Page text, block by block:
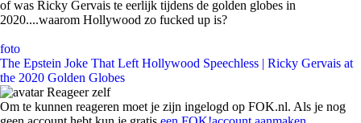
of was Ricky Gervais te eerlijk tijdens de golden globes in
2020....waarom Hollywood zo fucked up is?
foto
The Epstein Joke That Left Hollywood Speechless | Ricky Gervais at
the 2020 Golden Globes
Reageer zelf
Om te kunnen reageren moet je zijn ingelogd op FOK.nl. Als je nog